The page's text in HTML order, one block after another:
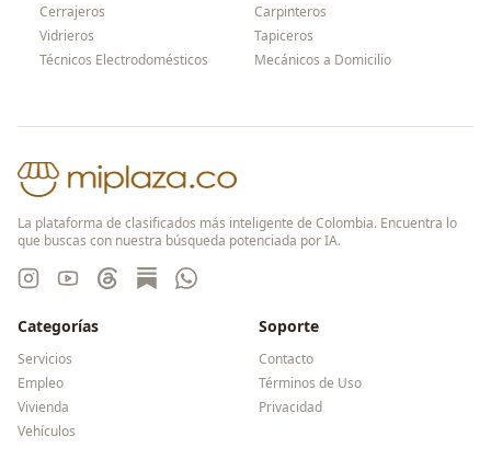
Cerrajeros
Carpinteros
Vidrieros
Tapiceros
Técnicos Electrodomésticos
Mecánicos a Domicilio
La plataforma de clasificados más inteligente de Colombia. Encuentra lo
que buscas con nuestra búsqueda potenciada por IA.
Categorías
Servicios
Empleo
Vivienda
Vehículos
Soporte
Contacto
Términos de Uso
Privacidad